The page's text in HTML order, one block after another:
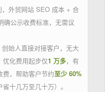
外贸网站 SEO 成本 + 合
确公示收费标准，无需议
始人直接对接客户，无大
优化费用起步仅1 万多，有
费，帮助客户节约至少 60%
十几万至几十万）。